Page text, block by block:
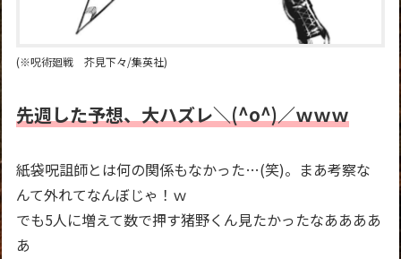
(※呪術廻戦 芥見下々/集英社)
先週した予想、大ハズレ＼(^o^)／ｗｗｗ
紙袋呪詛師とは何の関係もなかった…(笑)。まあ考察な
んて外れてなんぼじゃ！ｗ
でも5人に増えて数で押す猪野くん見たかったなああああ
あ